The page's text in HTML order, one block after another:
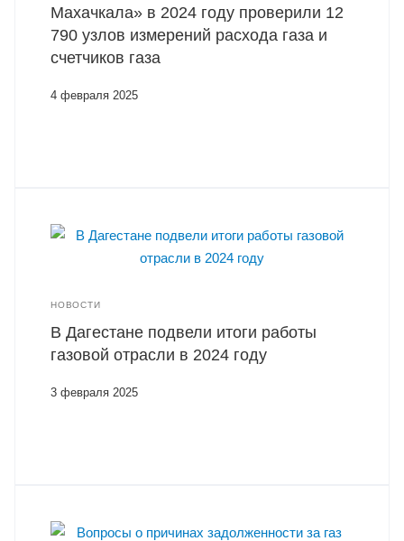
Махачкала» в 2024 году проверили 12
790 узлов измерений расхода газа и
счетчиков газа
4 февраля 2025
НОВОСТИ
В Дагестане подвели итоги работы
газовой отрасли в 2024 году
3 февраля 2025